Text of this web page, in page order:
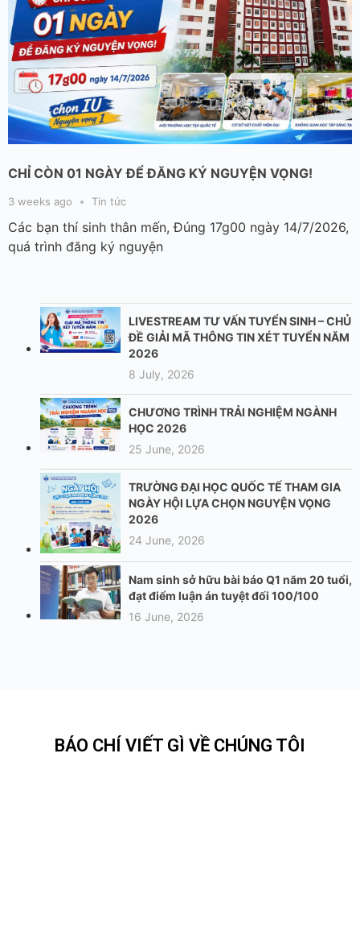
CHỈ CÒN 01 NGÀY ĐỂ ĐĂNG KÝ NGUYỆN VỌNG!
3 weeks ago Tin tức
Các bạn thí sinh thân mến, Đúng 17g00 ngày 14/7/2026,
quá trình đăng ký nguyện
LIVESTREAM TƯ VẤN TUYỂN SINH – CHỦ
ĐỀ GIẢI MÃ THÔNG TIN XÉT TUYỂN NĂM
2026
8 July, 2026
CHƯƠNG TRÌNH TRẢI NGHIỆM NGÀNH
HỌC 2026
25 June, 2026
TRƯỜNG ĐẠI HỌC QUỐC TẾ THAM GIA
NGÀY HỘI LỰA CHỌN NGUYỆN VỌNG
2026
24 June, 2026
Nam sinh sở hữu bài báo Q1 năm 20 tuổi,
đạt điểm luận án tuyệt đối 100/100
16 June, 2026
BÁO CHÍ VIẾT GÌ VỀ CHÚNG TÔI